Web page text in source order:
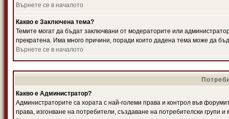
Върнете се в началото
Какво е Заключена тема?
Темите могат да бъдат заключвани от модераторите или
прекратена. Има много причини, поради които дадена тема може да
Върнете се в началото
Какво е Администратор?
Администраторите са хората с най-големи права и контрол във
права, изгонване на потребители, създаване на потребителски групи